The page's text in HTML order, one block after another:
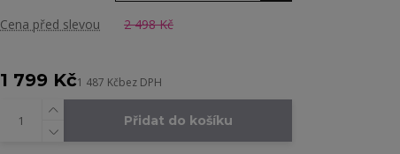
Cena před slevou 2 498 Kč
1 799 Kč1 487 Kčbez DPH
Přidat do košíku